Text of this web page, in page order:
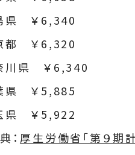
県 ￥6,340
都 ￥6,320
川県 ￥6,340
県 ￥5,885
県 ￥5,922
： 厚生労働省「第９期